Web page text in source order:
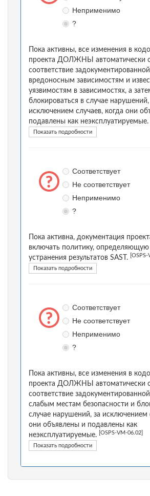
Неприменимо
?
Пока активны, все изменения в
проекта ДОЛЖНЫ автоматически
соответствие
вредоносным зависимостям и
уязвимостям в зависимостях, а
блокироваться в случае нарушений,
исключением случаев, когда они
подавлены как неэксплуатируемые.
Показать подробности
Соответствует
Не соответствует
Неприменимо
?
Пока активна, документация
включать политику, определяющую
устранения результатов SAST.
[OSPS-
Показать подробности
Соответствует
Не соответствует
Неприменимо
?
Пока активны, все изменения в
проекта ДОЛЖНЫ автоматически
соответствие
слабым местам безопасности и
случае нарушений, за исключением
они объявлены и подавлены как
неэксплуатируемые.
[OSPS-VM-06.02]
Показать подробности